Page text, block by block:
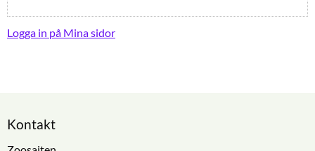
Logga in på Mina sidor
Kontakt